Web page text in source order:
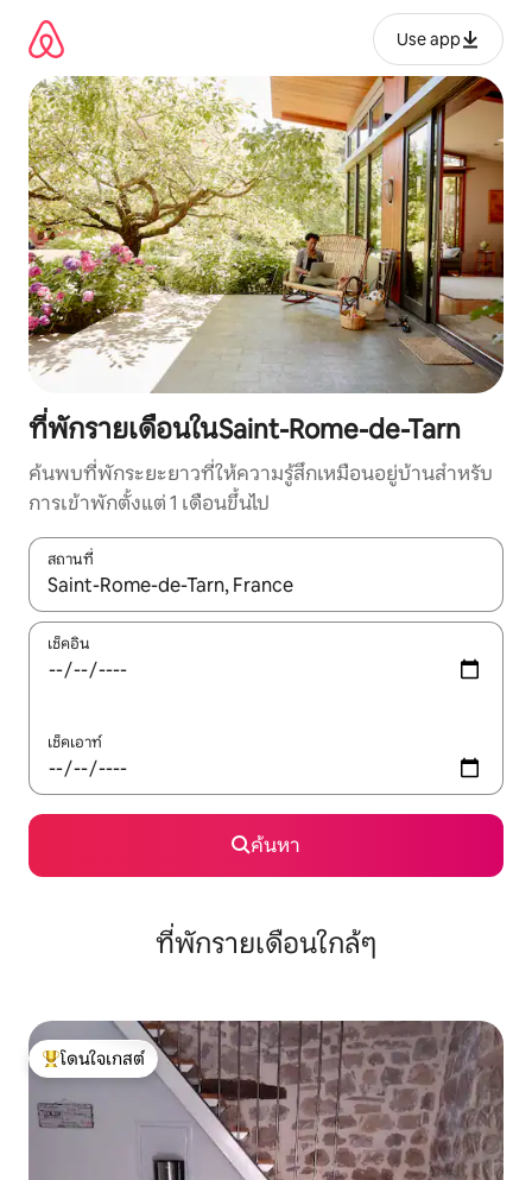
เนื้อหา
Use app
ที่พักรายเดือนในSaint-Rome-de-Tarn
ค้นพบที่พักระยะยาวที่ให้ความรู้สึกเหมือนอยู่บ้านสำหรับ
การเข้าพักตั้งแต่ 1 เดือนขึ้นไป
สถานที่
ใช้ลูกศรขึ้นลง หรือใช้การสัมผัสหรือปัด เพื่อสำรวจผลการค้นหา
เช็คอิน
เช็คเอาท์
ค้นหา
ที่พักรายเดือนใกล้ๆ
โดนใจเกสต์ที่สุด
โดนใจเกสต์